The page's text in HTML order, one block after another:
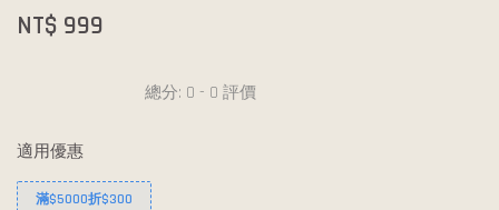
NT$ 999
總分: 0 - 0 評價
適用優惠
滿$5000折$300